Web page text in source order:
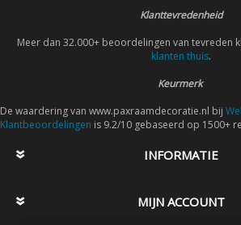
Klanttevredenheid
Meer dan 32.000+ beoordelingen van tevreden
klanten thuis.
Keurmerk
De waardering van www.paxraamdecoratie.nl bij
Klantbeoordelingen is 9.2/10 gebaseerd op 1500+
INFORMATIE
MIJN ACCOUNT